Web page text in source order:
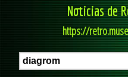
Noticias de
https://